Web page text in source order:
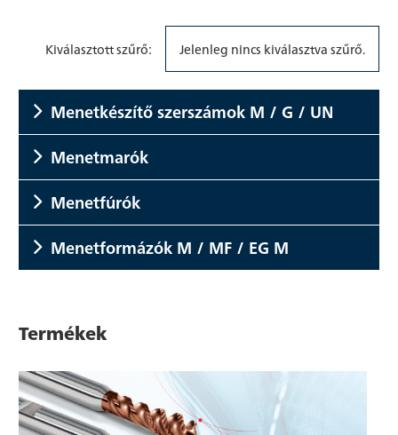
Kiválasztott szűrő: Jelenleg nincs kiválasztva szűrő.
Menetkészítő szerszámok M / G / UN
Menetmarók
Menetfúrók
Menetformázók M / MF / EG M
Termékek